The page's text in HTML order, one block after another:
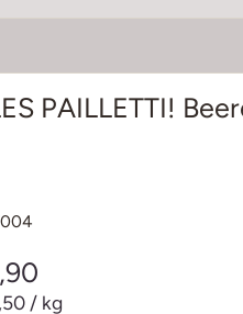
PAILLETTI!
/ kg